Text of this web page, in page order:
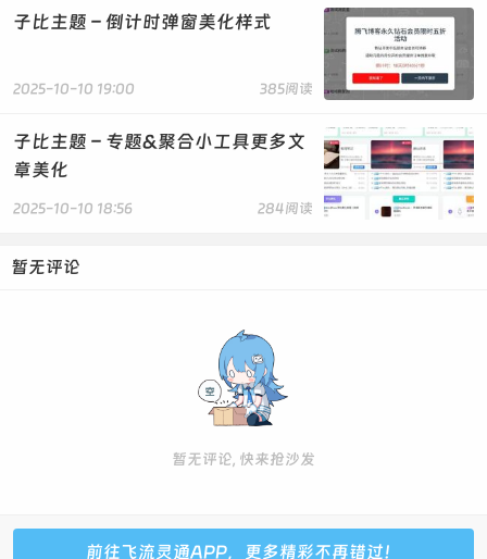
<div
class="placeholder t1 mt20"></div>
class="placeholder s2"></div>
<div
class="placeholder k1 mb10"></div>
<div
class="placeholder s1"></div>
<div
class="placeholder s2"></div>
</div>',
'content_func' =>
'zib_main_user_tab_content_complaint', // 添加此行
function
zib_user_center_page_sidebar_button_1($con)
复制代码
在官方认证下面添加下面的代码
'html' => '',
'icon' => '<svg t="1688968573785"
class="icon" viewBox="0 0 1024 1024" version="1.1"
xmlns="http://www.w3.org/2000/svg" p-id="5245"
width="200" height="200"><path d="M232.727273
117.410909m93.090909 0l372.363636 0q93.090909 0
93.090909 93.090909l0 512q0 93.090909-93.090909
fill="#B177ED" opacity=".8" p-id="5246"></path>
子比主题 – 倒计时弹窗美化样式
385阅读
2025-10-10 19:00
子比主题 – 专题&聚合小工具更多文
章美化
284阅读
2025-10-10 18:56
暂无评论
暂无评论, 快来抢沙发
前往飞流灵通APP，更多精彩不再错过！